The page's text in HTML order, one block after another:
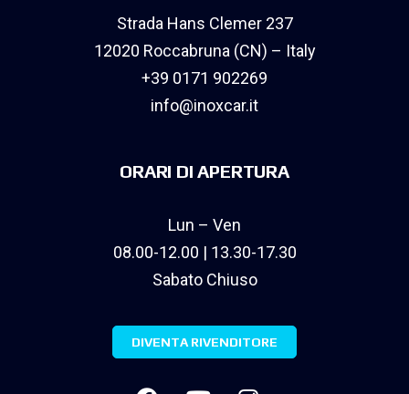
Strada Hans Clemer 237
12020 Roccabruna (CN) – Italy
+39 0171 902269
info@inoxcar.it
ORARI DI APERTURA
Lun – Ven
08.00-12.00 | 13.30-17.30
Sabato Chiuso
DIVENTA RIVENDITORE